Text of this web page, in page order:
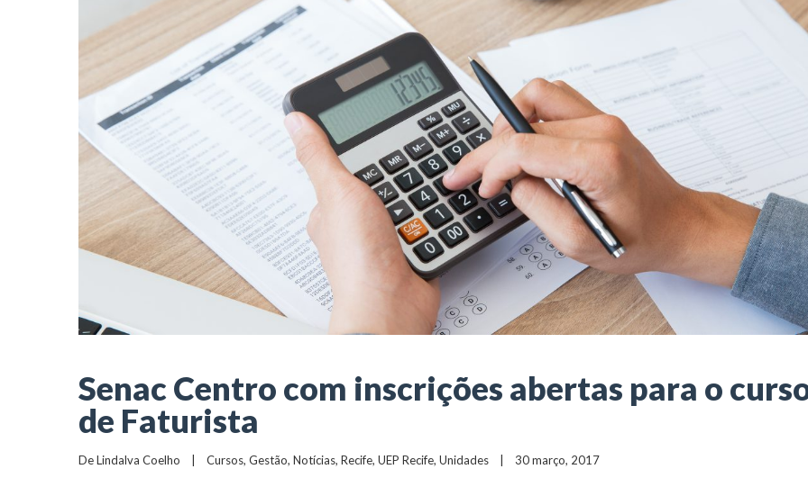
Senac Centro com inscrições abertas para o
de Faturista
De Lindalva Coelho Cursos, Gestão, Notícias, Recife, UEP Recife, Unidades
    |    30 março, 2017